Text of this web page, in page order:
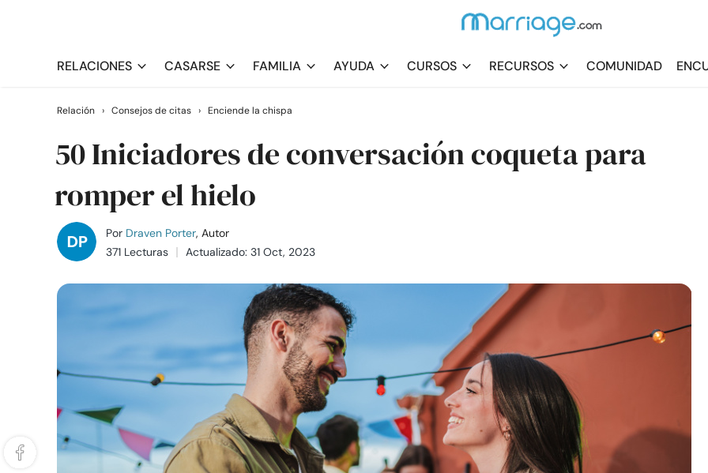
RELACIONES CASARSE FAMILIA AYUDA CURSOS RECURSOS COMUNIDAD
Relación › Consejos de citas › Enciende la chispa
50 Iniciadores de conversación coqueta para
romper el hielo
Por Draven Porter, Autor
371 Lecturas
Actualizado: 31 Oct, 2023